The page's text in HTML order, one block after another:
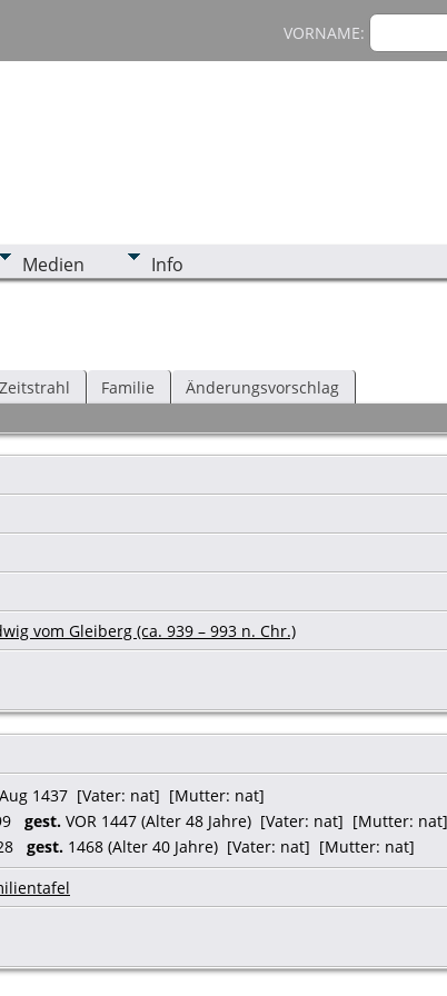
VORNAME:
Medien Info
Zeitstrahl Familie Änderungsvorschlag
vom Gleiberg (ca. 939 – 993 n. Chr.)
1437 [Vater: nat] [Mutter: nat]
gest. VOR 1447 (Alter 48 Jahre) [Vater: nat] [Mutter: nat]
gest. 1468 (Alter 40 Jahre) [Vater: nat] [Mutter: nat]